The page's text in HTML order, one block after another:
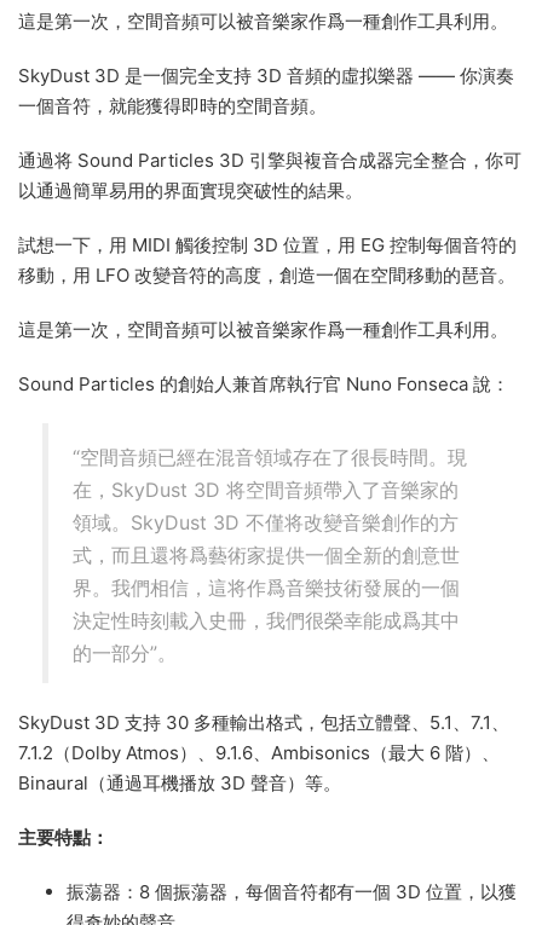
這是第一次，空間音頻可以被音樂家作爲一種創作工具利用。
SkyDust 3D 是一個完全支持 3D 音頻的虛拟樂器 —— 你演奏
一個音符，就能獲得即時的空間音頻。
通過将 Sound Particles 3D 引擎與複音合成器完全整合，你可
以通過簡單易用的界面實現突破性的結果。
試想一下，用 MIDI 觸後控制 3D 位置，用 EG 控制每個音符的
移動，用 LFO 改變音符的高度，創造一個在空間移動的琶音。
這是第一次，空間音頻可以被音樂家作爲一種創作工具利用。
Sound Particles 的創始人兼首席執行官 Nuno Fonseca 說：
“空間音頻已經在混音領域存在了很長時間。現
在，SkyDust 3D 将空間音頻帶入了音樂家的
領域。SkyDust 3D 不僅将改變音樂創作的方
式，而且還将爲藝術家提供一個全新的創意世
界。我們相信，這将作爲音樂技術發展的一個
決定性時刻載入史冊，我們很榮幸能成爲其中
的一部分”。
SkyDust 3D 支持 30 多種輸出格式，包括立體聲、5.1、7.1、
7.1.2（Dolby Atmos）、9.1.6、Ambisonics（最大 6 階）、
Binaural（通過耳機播放 3D 聲音）等。
主要特點：
振蕩器：8 個振蕩器，每個音符都有一個 3D 位置，以獲